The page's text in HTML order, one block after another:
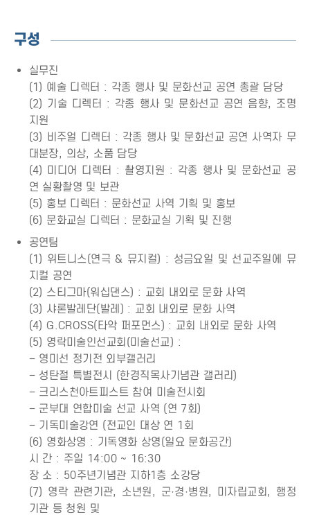
구성
실무진
(1) 예술 디렉터 : 각종 행사 및 문화선교 공연 총괄 담당
(2) 기술 디렉터 : 각종 행사 및 문화선교 공연 음향, 조명
지원
(3) 비주얼 디렉터 : 각종 행사 및 문화선교 공연 사역자 무
대분장, 의상, 소품 담당
(4) 미디어 디렉터 : 촬영지원 : 각종 행사 및 문화선교 공
연 실황촬영 및 보관
(5) 홍보 디렉터 : 문화선교 사역 기획 및 홍보
(6) 문화교실 디렉터 : 문화교실 기획 및 진행
공연팀
(1) 위트니스(연극 & 뮤지컬) : 성금요일 및 선교주일에 뮤
지컬 공연
(2) 스티그마(워십댄스) : 교회 내외로 문화 사역
(3) 샤론발레단(발레) : 교회 내외로 문화 사역
(4) G.CROSS(타악 퍼포먼스) : 교회 내외로 문화 사역
(5) 영락미술인선교회(미술선교) :
– 영미선 정기전 외부갤러리
– 성탄절 특별전시 (한경직목사기념관 갤러리)
– 크리스천아트피스트 참여 미술전시회
– 군부대 연합미술 선교 사역 (연 7회)
– 기독미술강연 (전교인 대상 연 1회
(6) 영화상영 : 기독영화 상영(일요 문화공간)
시 간 : 주일 14:00 ~ 16:30
장 소 : 50주년기념관 지하1층 소강당
(7) 영락 관련기관, 소년원, 군·경·병원, 미자립교회, 행정
기관 등 청원 및